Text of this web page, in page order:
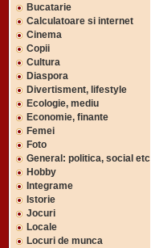
Bucatarie
Calculatoare si internet
Cinema
Copii
Cultura
Diaspora
Divertisment, lifestyle
Ecologie, mediu
Economie, finante
Femei
Foto
General: politica, social etc
Hobby
Integrame
Istorie
Jocuri
Locale
Locuri de munca